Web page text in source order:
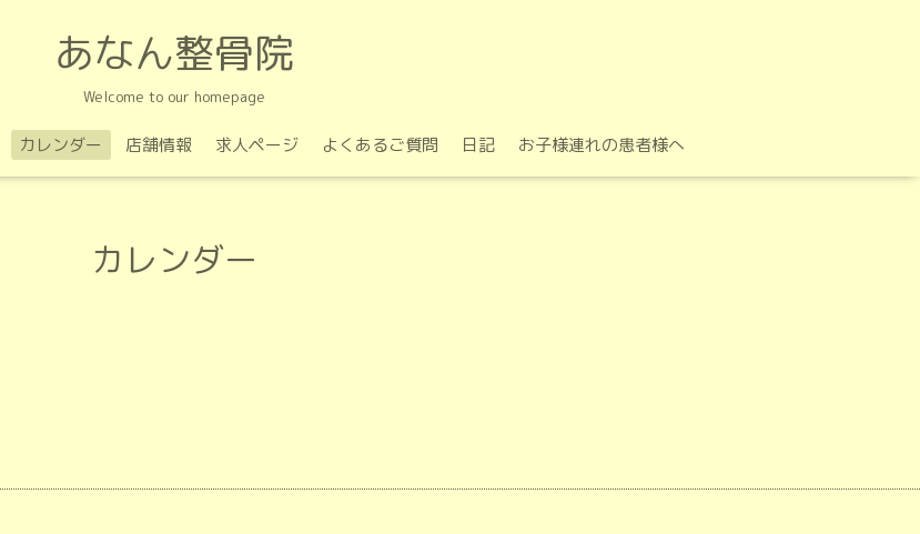
あなん整骨院
Welcome to our homepage
カレンダー 店舗情報 求人ページ よくあるご質問 日記 お子様連れの患者様へ
カレンダー